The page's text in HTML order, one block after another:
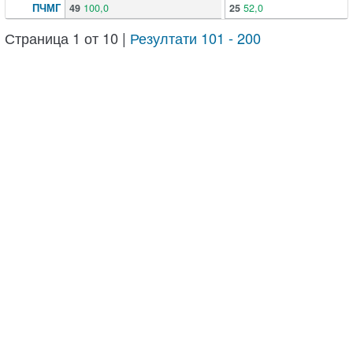
ПЧМГ
49 100,0
25 52,0
Страница 1 от 10 | Резултати 101 - 200